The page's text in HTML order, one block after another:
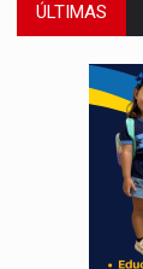
ÚLTIMAS